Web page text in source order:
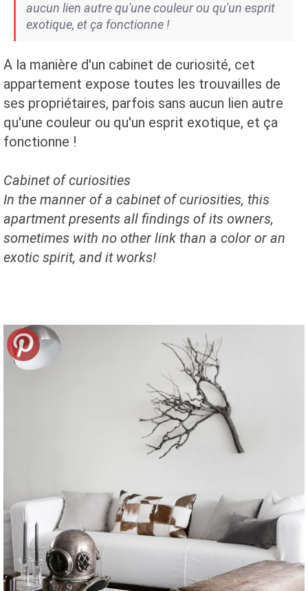
aucun lien autre qu'une couleur ou qu'un esprit
exotique, et ça fonctionne !
A la manière d'un cabinet de curiosité, cet
appartement expose toutes les trouvailles de
ses propriétaires, parfois sans aucun lien autre
qu'une couleur ou qu'un esprit exotique, et ça
fonctionne !
Cabinet of curiosities
In the manner of a cabinet of curiosities, this
apartmentpresents all findings of its owners,
sometimes with no other link than a color or an
exotic spirit, and it works!